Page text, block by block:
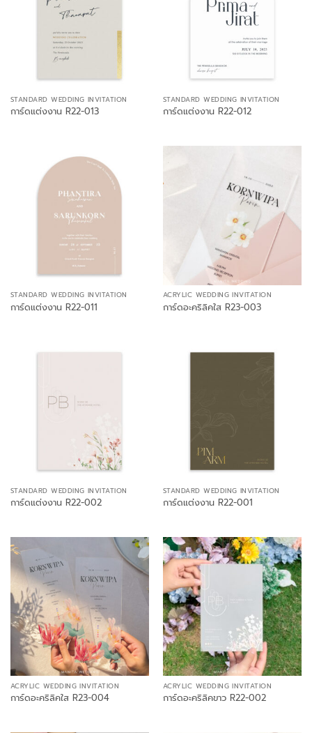
STANDARD WEDDING INVITATION
การ์ดแต่งงาน R22-013
STANDARD WEDDING INVITATION
การ์ดแต่งงาน R22-012
STANDARD WEDDING INVITATION
การ์ดแต่งงาน R22-011
ACRYLIC WEDDING INVITATION
การ์ดอะคริลิคใส R23-003
STANDARD WEDDING INVITATION
การ์ดแต่งงาน R22-002
STANDARD WEDDING INVITATION
การ์ดแต่งงาน R22-001
ACRYLIC WEDDING INVITATION
การ์ดอะคริลิคใส R23-004
ACRYLIC WEDDING INVITATION
การ์ดอะคริลิคขาว R22-002